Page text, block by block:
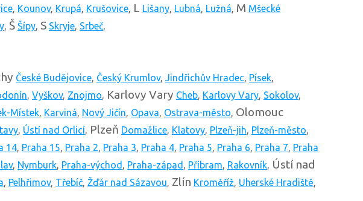
, Kounov, Krupá, Krušovice, L Lišany, Lubná, Lužná, M Mšecké
, Š Šípy, S Skryje, Srbeč,
České Budějovice, Český Krumlov, Jindřichův Hradec, Písek,
, Vyškov, Znojmo, Karlovy Vary Cheb, Karlovy Vary, Sokolov,
Místek, Karviná, Nový Jičín, Opava, Ostrava-město, Olomouc
, Ústí nad Orlicí, Plzeň Domažlice, Klatovy, Plzeň-jih, Plzeň-město,
14, Praha 15, Praha 2, Praha 3, Praha 4, Praha 5, Praha 6, Praha 7, Praha
, Nymburk, Praha-východ , Praha-západ , Příbram, Rakovník, Ústí nad
, Pelhřimov, Třebíč, Žďár nad Sázavou, Zlín Kroměříž, Uherské Hradiště,